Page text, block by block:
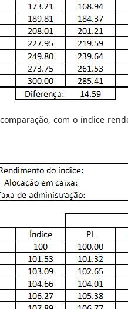
com o índice